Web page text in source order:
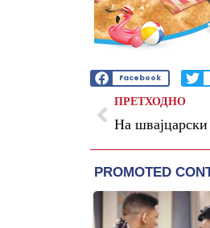
Facebook
ПРЕТХОДНО